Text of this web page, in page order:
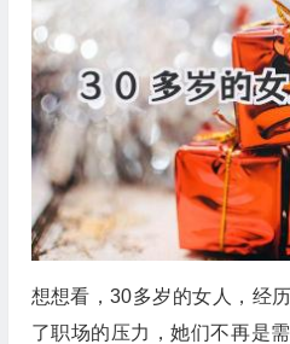
想想看，30多岁的女人，经
了职场的压力，她们不再是